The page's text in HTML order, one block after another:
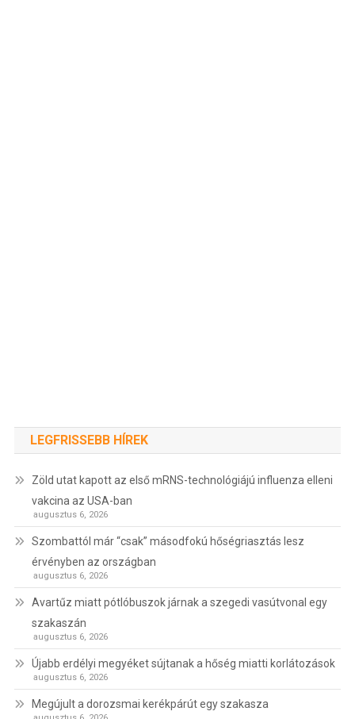
LEGFRISSEBB HÍREK
Zöld utat kapott az első mRNS-technológiájú influenza elleni
vakcina az USA-ban
augusztus 6, 2026
Szombattól már “csak” másodfokú hőségriasztás lesz
érvényben az országban
augusztus 6, 2026
Avartűz miatt pótlóbuszok járnak a szegedi vasútvonal egy
szakaszán
augusztus 6, 2026
Újabb erdélyi megyéket sújtanak a hőség miatti korlátozások
augusztus 6, 2026
Megújult a dorozsmai kerékpárút egy szakasza